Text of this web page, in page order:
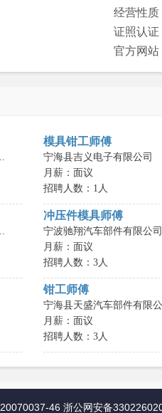
经营性质
证照认证
官方网站
模具钳工师傅
宁海县吉义电子有限公司
月薪：面议
招聘人数：1人
冲压件模具师傅
宁波驰翔汽车部件有限公司
月薪：面议
招聘人数：3人
钳工师傅
宁海县天盛汽车部件有限
月薪：面议
招聘人数：3人
46 浙公网安备